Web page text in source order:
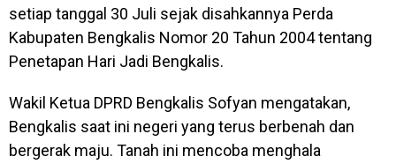
setiap tanggal 30 Juli sejak disahkannya Perda
Kabupaten Bengkalis Nomor 20 Tahun 2004 tentang
Penetapan Hari Jadi Bengkalis.
Wakil Ketua DPRD Bengkalis Sofyan mengatakan,
Bengkalis saat ini negeri yang terus berbenah dan
bergerak maju. Tanah ini mencoba menghala